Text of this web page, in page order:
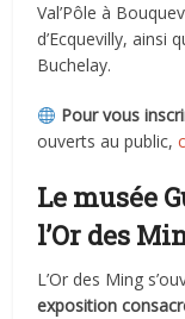
Val’Pôle à
d’Ecquevilly, ainsi
Buchelay.
Pour vous
ouverts au public,
Le musée
l’Or des
L’Or des Ming
exposition